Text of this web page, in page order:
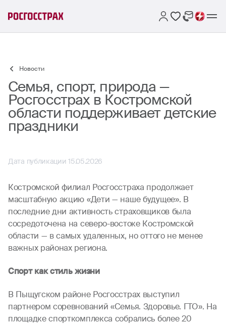
Новости
Семья, спорт, природа —
Росгосстрах в Костромской
области поддерживает детские
праздники
Дата публикации 15.05.2026
Костромской филиал Росгосстраха продолжает
масштабную акцию «Дети — наше будущее». В
последние дни активность страховщиков была
сосредоточена на северо-востоке Костромской
области — в самых удаленных, но оттого не менее
важных районах региона.
Спорт как стиль жизни
В Пыщугском районе Росгосстрах выступил
партнером соревнований «Семья. Здоровье. ГТО». На
площадке спорткомплекса собрались более 20